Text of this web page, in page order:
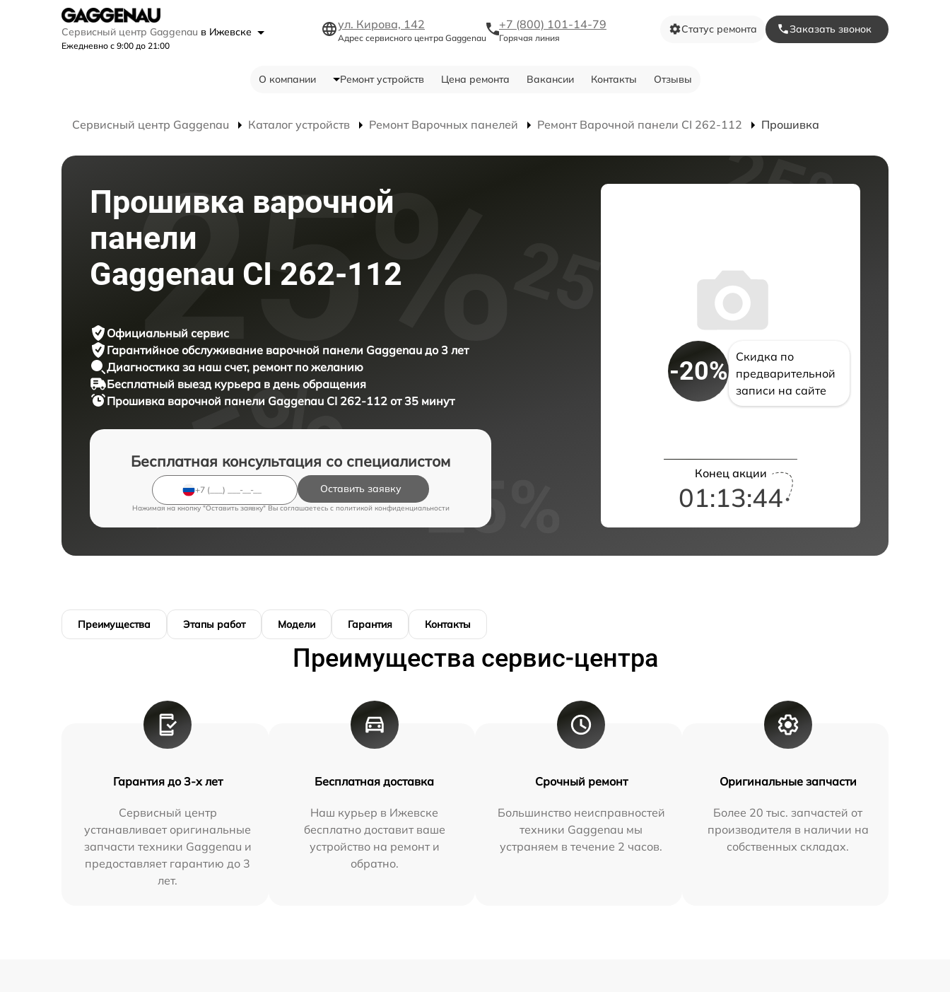
Сервисный центр Gaggenau в Ижевске
Ежедневно с 9:00 до 21:00
ул. Кирова, 142
Адрес сервисного центра Gaggenau
+7 (800) 101-14-79
Горячая линия
Статус ремонта Заказать звонок
О компании Ремонт устройств Цена ремонта Вакансии Контакты Отзывы
Сервисный центр Gaggenau Каталог устройств Ремонт Варочных панелей Ремонт Варочной панели CI 262-112 Прошивка
Прошивка варочной
панели
Gaggenau CI 262-112
Официальный сервис
Гарантийное обслуживание варочной панели Gaggenau до 3 лет
Диагностика за наш счет, ремонт по желанию
Бесплатный выезд курьера в день обращения
Прошивка варочной панели Gaggenau CI 262-112 от 35 минут
Бесплатная консультация со специалистом
Оставить заявку
Нажимая на кнопку "Оставить заявку" Вы соглашаетесь c политикой конфиденциальности
-20%
Скидка по
предварительной
записи на сайте
Конец акции
01:13:43
Преимущества Этапы работ Модели Гарантия Контакты
Преимущества сервис-центра
Гарантия до 3-х лет
Сервисный центр
устанавливает оригинальные
запчасти техники Gaggenau и
предоставляет гарантию до 3
лет.
Бесплатная доставка
Наш курьер в Ижевске
бесплатно доставит ваше
устройство на ремонт и
обратно.
Срочный ремонт
Большинство неисправностей
техники Gaggenau мы
устраняем в течение 2 часов.
Оригинальные запчасти
Более 20 тыс. запчастей от
производителя в наличии на
собственных складах.